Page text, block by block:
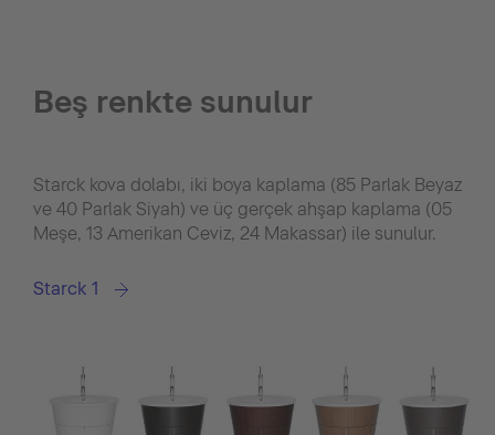
Beş renkte sunulur
Starck kova dolabı, iki boya kaplama (85 Parlak Beyaz
ve 40 Parlak Siyah) ve üç gerçek ahşap kaplama (05
Meşe, 13 Amerikan Ceviz, 24 Makassar) ile sunulur.
Starck 1